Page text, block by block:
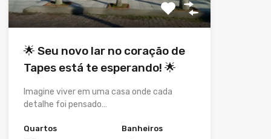
🌟 Seu novo lar no coração de
Tapes está te esperando! 🌟
Imagine viver em uma casa onde cada
detalhe foi pensado…
Quartos
Banheiros